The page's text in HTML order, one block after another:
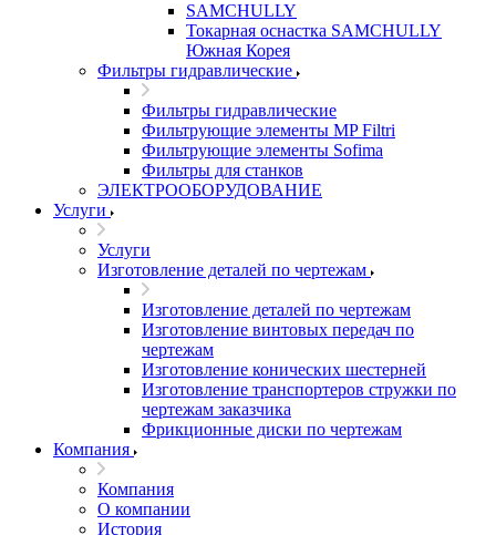
SAMCHULLY
Токарная оснастка SAMCHULLY
Южная Корея
Фильтры гидравлические
Фильтры гидравлические
Фильтрующие элементы MP Filtri
Фильтрующие элементы Sofima
Фильтры для станков
ЭЛЕКТРООБОРУДОВАНИЕ
Услуги
Услуги
Изготовление деталей по чертежам
Изготовление деталей по чертежам
Изготовление винтовых передач по
чертежам
Изготовление конических шестерней
Изготовление транспортеров стружки по
чертежам заказчика
Фрикционные диски по чертежам
Компания
Компания
О компании
История